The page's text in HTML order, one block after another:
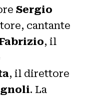
Sergio
cantante
, il
, il direttore
. La